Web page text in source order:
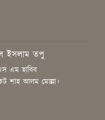
হয়রানির অভিযোগ,
চাইলেন কাপাসিয়ার
ইসলাম তপু
এম হাবিব
শাহ আলম মোল্লা।